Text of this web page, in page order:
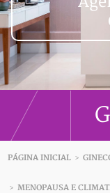
PÁGINA INICIAL >
> MENOPAUSA E